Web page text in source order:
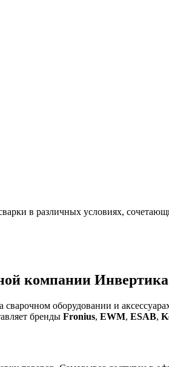
в различных условиях,
компании
сварочном оборудовании и
бренды Fronius, EWM, ESAB,